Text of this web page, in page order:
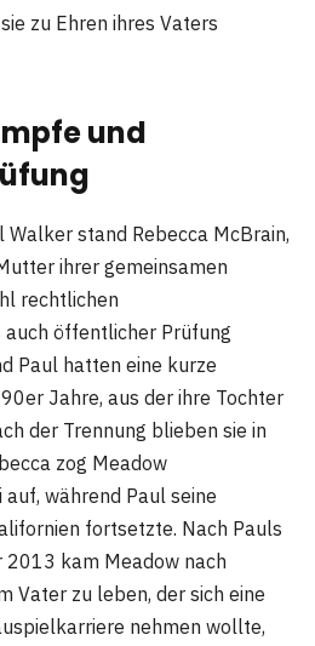
zu Ehren ihres Vaters
und
Walker stand Rebecca McBrain,
ihrer gemeinsamen
rechtlichen
öffentlicher Prüfung
Paul hatten eine kurze
Jahre, aus der ihre Tochter
der Trennung blieben sie in
zog Meadow
während Paul seine
fortsetzte. Nach Pauls
2013 kam Meadow nach
Vater zu leben, der sich eine
nehmen wollte,